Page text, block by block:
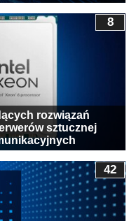
rozwiązań
sztucznej
8
42